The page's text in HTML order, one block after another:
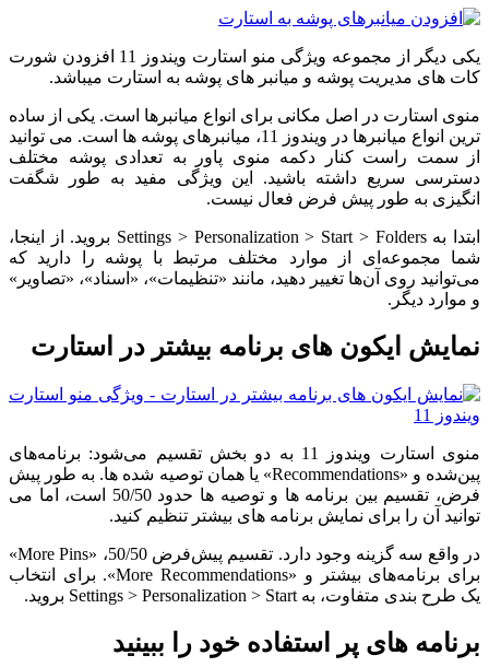
یکی دیگر از مجموعه ویژگی منو استارت ویندوز 11 افزودن شورت
کات های مدیریت پوشه و میانبر های پوشه به استارت میباشد.
منوی استارت در اصل مکانی برای انواع میانبرها است. یکی از ساده
ترین انواع میانبرها در ویندوز 11، میانبرهای پوشه ها است. می توانید
از سمت راست کنار دکمه منوی پاور به تعدادی پوشه مختلف
دسترسی سریع داشته باشید. این ویژگی مفید به طور شگفت
انگیزی به طور پیش فرض فعال نیست.
ابتدا به Settings > Personalization > Start > Folders بروید. از اینجا،
شما مجموعه‌ای از موارد مختلف مرتبط با پوشه را دارید که
می‌توانید روی آن‌ها تغییر دهید، مانند «تنظیمات»، «اسناد»، «تصاویر»
و موارد دیگر.
نمایش ایکون های برنامه بیشتر در استارت
منوی استارت ویندوز 11 به دو بخش تقسیم می‌شود: برنامه‌های
پین‌شده و «Recommendations» یا همان توصیه شده ها. به طور پیش
فرض، تقسیم بین برنامه ها و توصیه ها حدود 50/50 است، اما می
توانید آن را برای نمایش برنامه های بیشتر تنظیم کنید.
در واقع سه گزینه وجود دارد. تقسیم پیش‌فرض 50/50، «More Pins»
برای برنامه‌های بیشتر و «More Recommendations». برای انتخاب
یک طرح بندی متفاوت، به Settings > Personalization > Start بروید.
برنامه های پر استفاده خود را ببینید